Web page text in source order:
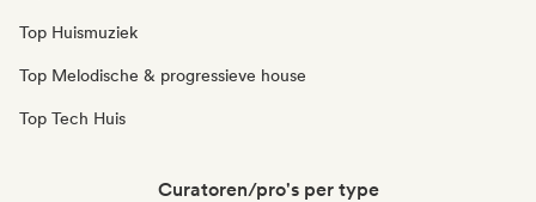
Top Huismuziek
Top Melodische & progressieve house
Top Tech Huis
Curatoren/pro's per type